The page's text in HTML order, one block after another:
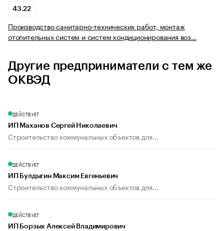
43.22
Производство санитарно-технических работ, монтаж
отопительных систем и систем кондиционирования воз…
Другие предприниматели с тем же
ОКВЭД
ДЕЙСТВУЕТ
ИП Маханов Сергей Николаевич
Строительство коммунальных объектов для...
ДЕЙСТВУЕТ
ИП Булдыгин Максим Евгеньевич
Строительство коммунальных объектов для...
ДЕЙСТВУЕТ
ИП Борзых Алексей Владимирович